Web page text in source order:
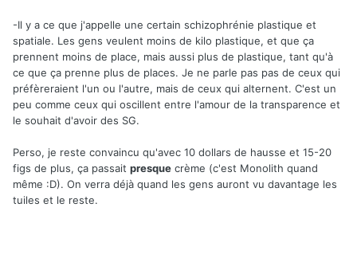
-Il y a ce que j'appelle une certain schizophrénie plastique et
spatiale. Les gens veulent moins de kilo plastique, et que ça
prennent moins de place, mais aussi plus de plastique, tant qu'à
ce que ça prenne plus de places. Je ne parle pas pas de ceux qui
préfèreraient l'un ou l'autre, mais de ceux qui alternent. C'est un
peu comme ceux qui oscillent entre l'amour de la transparence et
le souhait d'avoir des SG.
Perso, je reste convaincu qu'avec 10 dollars de hausse et 15-20
figs de plus, ça passait presque crème (c'est Monolith quand
même :D). On verra déjà quand les gens auront vu davantage les
tuiles et le reste.